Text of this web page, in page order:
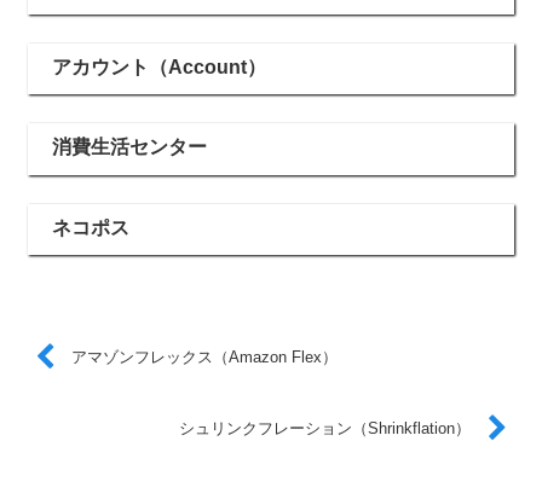
アカウント（Account）
消費生活センター
ネコポス
アマゾンフレックス（Amazon Flex）
シュリンクフレーション（Shrinkflation）